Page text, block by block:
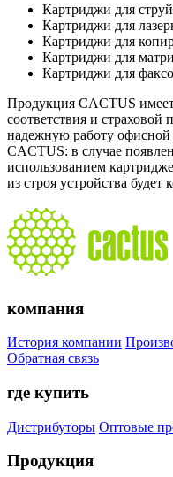
Картриджи для
Картриджи для
Картриджи для
Картриджи для
Картриджи для
Продукция CACTUS
соответствия и
надежную работу
CACTUS: в случае
использованием
из строя устройства будет
компания
История компании
Обратная связь
где купить
Дистрибуторы Оптовые
Продукция